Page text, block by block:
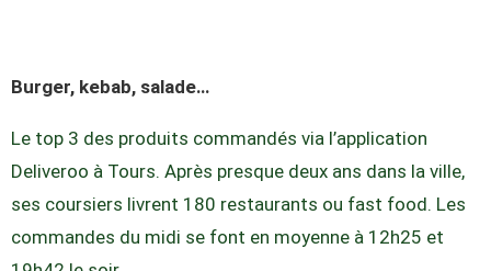
Burger, kebab, salade…
Le top 3 des produits commandés via l’application
Deliveroo à Tours. Après presque deux ans dans la ville,
ses coursiers livrent 180 restaurants ou fast food. Les
commandes du midi se font en moyenne à 12h25 et